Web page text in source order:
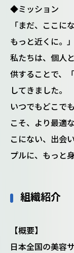
◆ミッション
「まだ、ここに
もっと近くに。」
私たちは、個人
供することで、
してきました。
いつでもどこで
こそ、より最適
こにない、出会
プルに、もっと
組織紹介
【概要】
日本全国の美容